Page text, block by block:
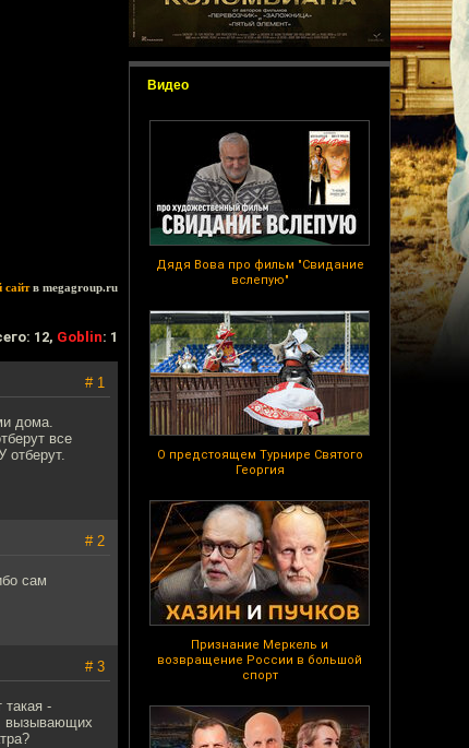
Видео
Дядя Вова про фильм "Свидание
вслепую"
О предстоящем Турнире Святого
Георгия
Признание Меркель и
возвращение России в большой
спорт
сайтв megagroup.ru
12, Goblin: 1
# 1
дома.
все
отберут.
# 2
сам
# 3
такая -
вызывающих